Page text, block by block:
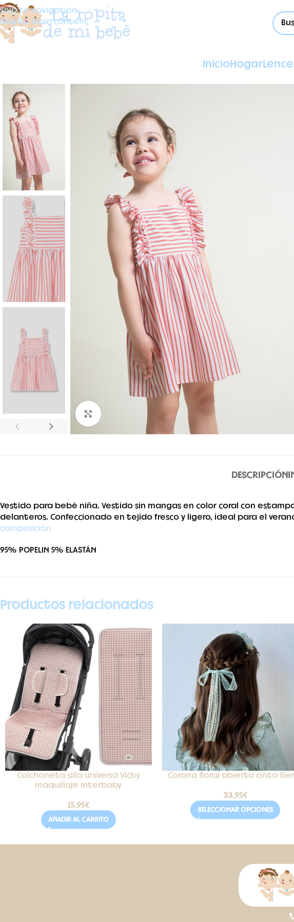
Skip to navigation
Skip to main content
InicioHogar
DESCRIPCIÓN
Vestido para bebé niña. Vestido sin mangas en color coral con
delanteros. Confeccionado en tejido fresco y ligero, ideal para el
composición
95% POPELIN 5% ELASTÁN
Productos relacionados
Colchoneta silla universa Vichy
maquillaje Interbaby
15,95€
AÑADIR AL CARRITO
Corona floral abierta cinta
33,95€
SELECCIONAR OPCIONES